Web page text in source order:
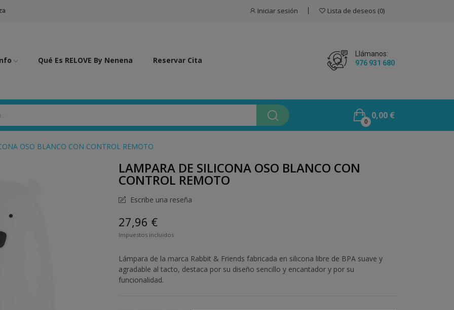
Iniciar sesión Lista de deseos 0
Qué Es RELOVE By Nenena Reservar Cita
Llámanos:
976 931 680
0,00 €
0
OSO BLANCO CON CONTROL REMOTO
LAMPARA DE SILICONA OSO BLANCO CON
CONTROL REMOTO
Escribe una reseña
27,96 €
Impuestos incluidos
Lámpara de la marca Rabbit & Friends fabricada en silicona libre de BPA suave y
agradable al tacto, destaca por su diseño sencillo y encantador y por su
funcionalidad.